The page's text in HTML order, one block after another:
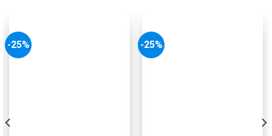
-25% -25%